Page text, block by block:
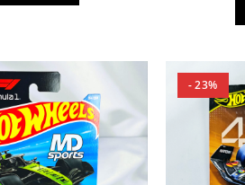
- 23%